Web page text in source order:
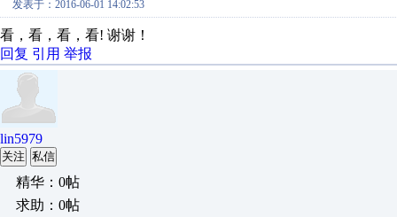
发表于：2016-06-01 14:02:53
看，看，看，看! 谢谢！
回复 引用 举报
lin5979
关注 私信
精华：0帖
求助：0帖